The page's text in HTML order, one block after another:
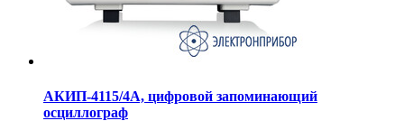
АКИП-4115/4А, цифровой запоминающий
осциллограф